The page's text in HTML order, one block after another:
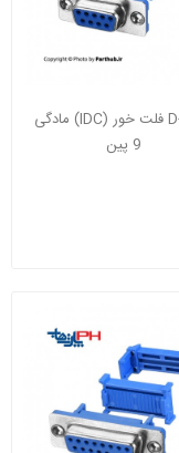
D-SUB فلت خور (IDC) مادگی
9 پین